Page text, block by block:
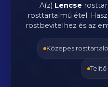
A(z) Lencse
rosttartalmú étel.
rostbevitelhez és az
Közepes
Telítő